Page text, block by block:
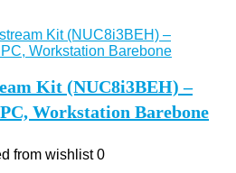
Kit (NUC8i3BEH) –
Workstation Barebone
from wishlist 0